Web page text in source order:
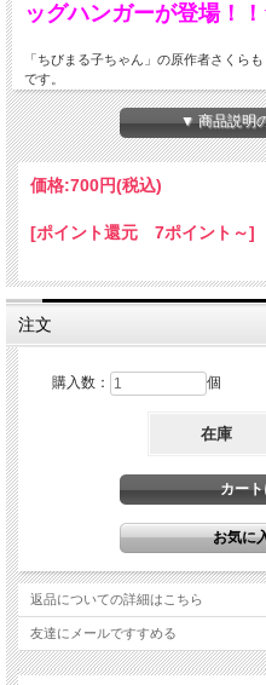
ッグハンガーが登場！
「ちびまる子ちゃん」の原作者さくら
です。
「ちびまる子ちゃん」がデザインされ
描きおこしたイラストは、ピンクの帽
がデザインされています。
そのマンホールデザインから、とても
バッグを床や地面には直接置きたくな
カフェや飲食店、学校やオフィス等で
▼ 商品説明
価格:700円(税込)
[ポイント還元 7ポイント～]
注文
購入数： 個
在庫
返品についての詳細はこちら
友達にメールですすめる